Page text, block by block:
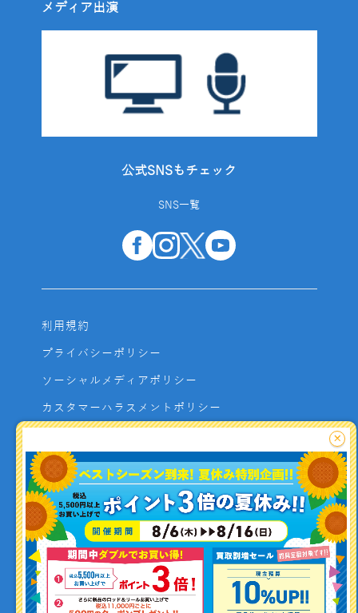
釣り情報を
投稿する
メディア出演
公式SNSもチェック
SNS一覧
利用規約
プライバシーポリシー
ソーシャルメディアポリシー
カスタマーハラスメントポリシー
よくあるご質問
お問い合わせ
利用者資金の保全方法
×